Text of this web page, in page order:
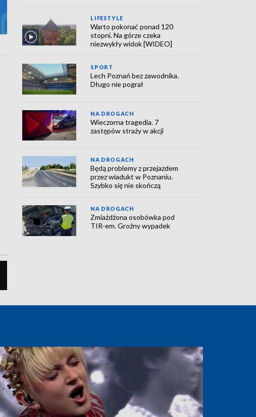
LIFESTYLE
Warto pokonać ponad 120
stopni. Na górze czeka
niezwykły widok [WIDEO]
SPORT
Lech Poznań bez zawodnika.
Długo nie pograł
NA DROGACH
Wieczorna tragedia. 7
zastępów straży w akcji
NA DROGACH
Będą problemy z przejazdem
przez wiadukt w Poznaniu.
Szybko się nie skończą
NA DROGACH
Zmiażdżona osobówka pod
TIR-em. Groźny wypadek